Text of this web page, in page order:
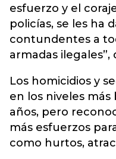
esfuerzo y el
policías, se les ha
contundentes a
armadas ilegales”,
Los homicidios y
en los niveles
años, pero
más esfuerzos
como hurtos,